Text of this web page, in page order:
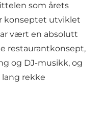
som årets
konseptet utviklet
vært en absolutt
restaurantkonsept,
og DJ-musikk, og
rekke